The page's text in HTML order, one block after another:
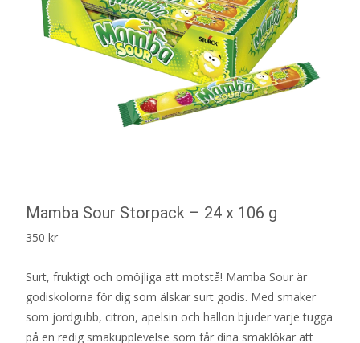
Mamba Sour Storpack – 24 x 106 g
350 kr
Surt, fruktigt och omöjliga att motstå! Mamba Sour är
godiskolorna för dig som älskar surt godis. Med smaker
som jordgubb, citron, apelsin och hallon bjuder varje tugga
på en redig smakupplevelse som får dina smaklökar att